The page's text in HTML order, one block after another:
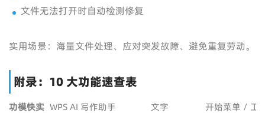
文件无法打开时自动检测修复
实用场景：海量文件处理、应对突发故障、避免重复劳动。
附录：10 大功能速查表
功模快实 WPS AI 写作助手 文字
开始菜单 / 工